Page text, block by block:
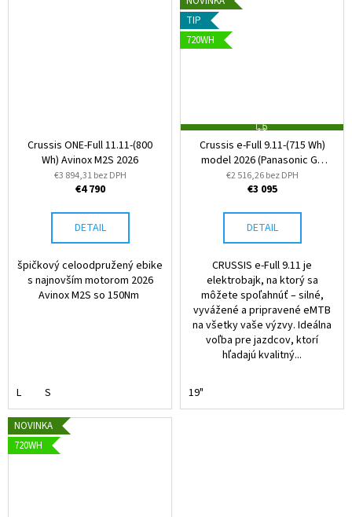
Crussis ONE-Full 11.11-(800
Wh) Avinox M2S 2026
€3 894,31 bez DPH
€4 790
DETAIL
špičkový celoodpružený ebike
s najnovším motorom 2026
Avinox M2S so 150Nm
L S
TIP
720WH
Z
D
A
R
M
O
Crussis e-Full 9.11-(715 Wh)
model 2026 (Panasonic GX
Ult)
€2 516,26 bez DPH
€3 095
DETAIL
CRUSSIS e-Full 9.11 je
elektrobajk, na ktorý sa
môžete spoľahnúť – silné,
vyvážené a pripravené eMTB
na všetky vaše výzvy. Ideálna
voľba pre jazdcov, ktorí
hľadajú kvalitný...
19"
NOVINKA
720WH